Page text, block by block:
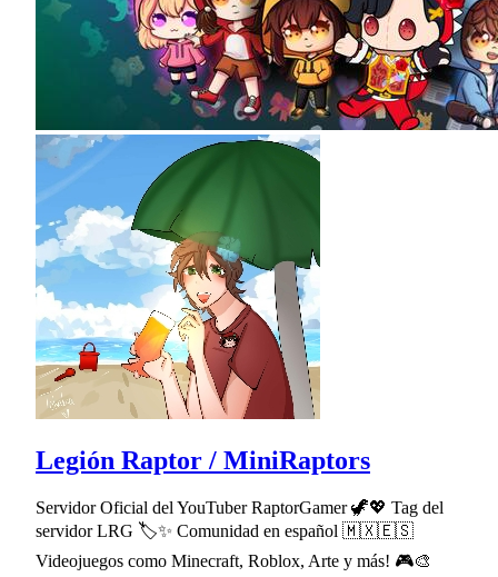
Legión Raptor / MiniRaptors
Servidor Oficial del YouTuber RaptorGamer 🦖💖 Tag del
servidor LRG 🏷✨ Comunidad en español 🇲🇽🇪🇸
Videojuegos como Minecraft, Roblox, Arte y más! 🎮🎨